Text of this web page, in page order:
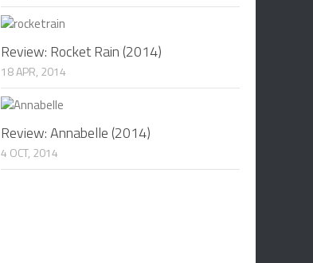
Review: Rocket Rain (2014)
18 APR, 2014
Review: Annabelle (2014)
4 OCT, 2014